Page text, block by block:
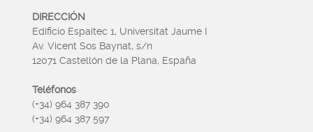
DIRECCIÓN
Edificio Espaitec 1, Universitat Jaume I
Av. Vicent Sos Baynat, s/n
12071 Castellón de la Plana, España
Teléfonos
(+34) 964 387 390
(+34) 964 387 597